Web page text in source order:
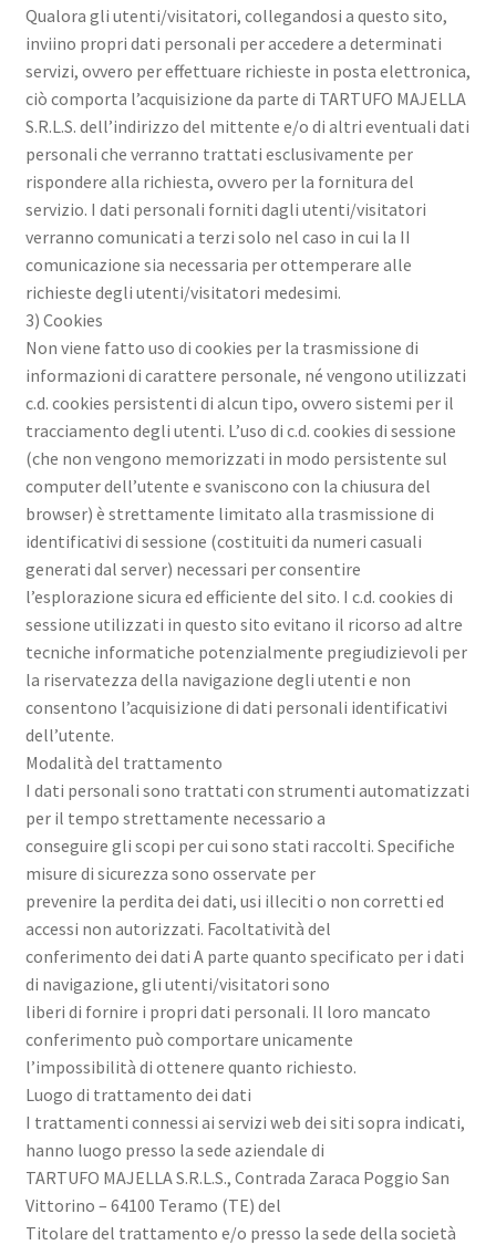
Qualora gli utenti/visitatori, collegandosi a questo sito,
inviino propri dati personali per accedere a determinati
servizi, ovvero per effettuare richieste in posta elettronica,
ciò comporta l’acquisizione da parte di TARTUFO MAJELLA
S.R.L.S. dell’indirizzo del mittente e/o di altri eventuali dati
personali che verranno trattati esclusivamente per
rispondere alla richiesta, ovvero per la fornitura del
servizio. I dati personali forniti dagli utenti/visitatori
verranno comunicati a terzi solo nel caso in cui la II
comunicazione sia necessaria per ottemperare alle
richieste degli utenti/visitatori medesimi.
3) Cookies
Non viene fatto uso di cookies per la trasmissione di
informazioni di carattere personale, né vengono utilizzati
c.d. cookies persistenti di alcun tipo, ovvero sistemi per il
tracciamento degli utenti. L’uso di c.d. cookies di sessione
(che non vengono memorizzati in modo persistente sul
computer dell’utente e svaniscono con la chiusura del
browser) è strettamente limitato alla trasmissione di
identificativi di sessione (costituiti da numeri casuali
generati dal server) necessari per consentire
l’esplorazione sicura ed efficiente del sito. I c.d. cookies di
sessione utilizzati in questo sito evitano il ricorso ad altre
tecniche informatiche potenzialmente pregiudizievoli per
la riservatezza della navigazione degli utenti e non
consentono l’acquisizione di dati personali identificativi
dell’utente.
Modalità del trattamento
I dati personali sono trattati con strumenti automatizzati
per il tempo strettamente necessario a
conseguire gli scopi per cui sono stati raccolti. Specifiche
misure di sicurezza sono osservate per
prevenire la perdita dei dati, usi illeciti o non corretti ed
accessi non autorizzati. Facoltatività del
conferimento dei dati A parte quanto specificato per i dati
di navigazione, gli utenti/visitatori sono
liberi di fornire i propri dati personali. Il loro mancato
conferimento può comportare unicamente
l’impossibilità di ottenere quanto richiesto.
Luogo di trattamento dei dati
I trattamenti connessi ai servizi web dei siti sopra indicati,
hanno luogo presso la sede aziendale di
TARTUFO MAJELLA S.R.L.S., Contrada Zaraca Poggio San
Vittorino – 64100 Teramo (TE) del
Titolare del trattamento e/o presso la sede della società